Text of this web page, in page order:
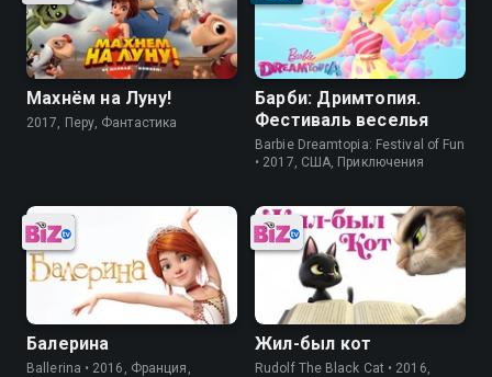
Махнём на Луну!
2017, Перу, Фантастика
Барби: Дримтопия.
Фестиваль веселья
Barbie Dreamtopia: Festival of Fun
• 2017, США, Приключения
Балерина
Ballerina • 2016, Франция,
Жил-был кот
Rudolf The Black Cat • 2016,